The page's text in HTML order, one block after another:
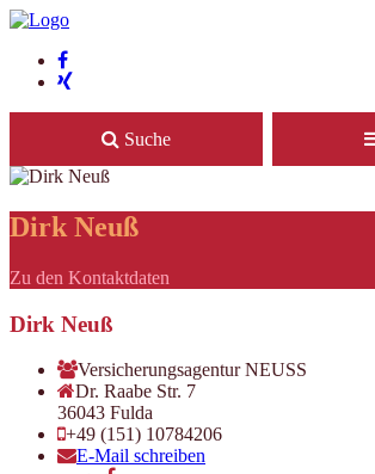
Suche
Dirk Neuß
Zu den Kontaktdaten
Dirk Neuß
Versicherungsagentur NEUSS
Dr. Raabe Str. 7
36043 Fulda
+49 (151) 10784206
E-Mail schreiben